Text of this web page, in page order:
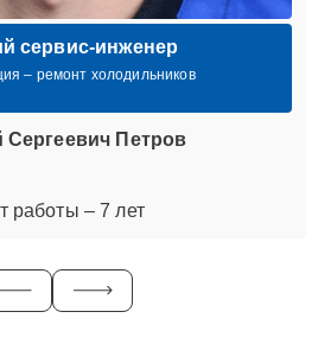
сервис-инженер
– ремонт холодильников
Сергеевич Петров
работы – 7 лет